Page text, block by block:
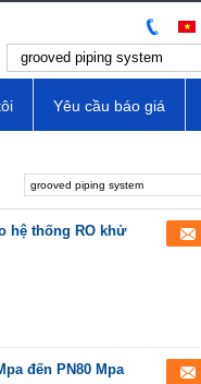
Yêu cầu báo giá
hệ thống RO khử
đến PN80 Mpa